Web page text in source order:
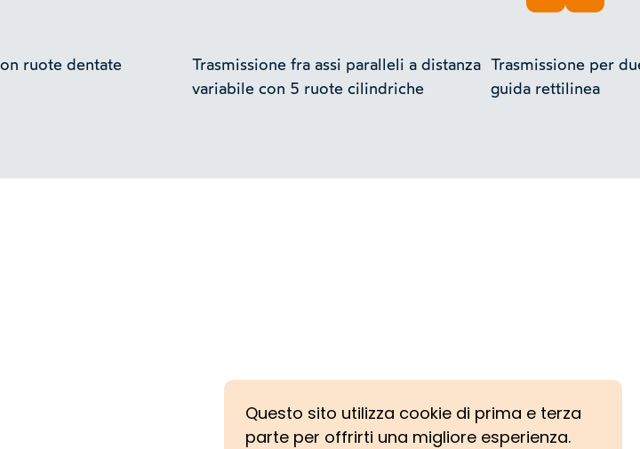
Questo sito utilizza cookie di prima e terza
parte per offrirti una migliore esperienza.
ruote dentate
Trasmissione fra assi paralleli a distanza
variabile con 5 ruote cilindriche
Trasmissione per
guida rettilinea
INDIETROAVANTI